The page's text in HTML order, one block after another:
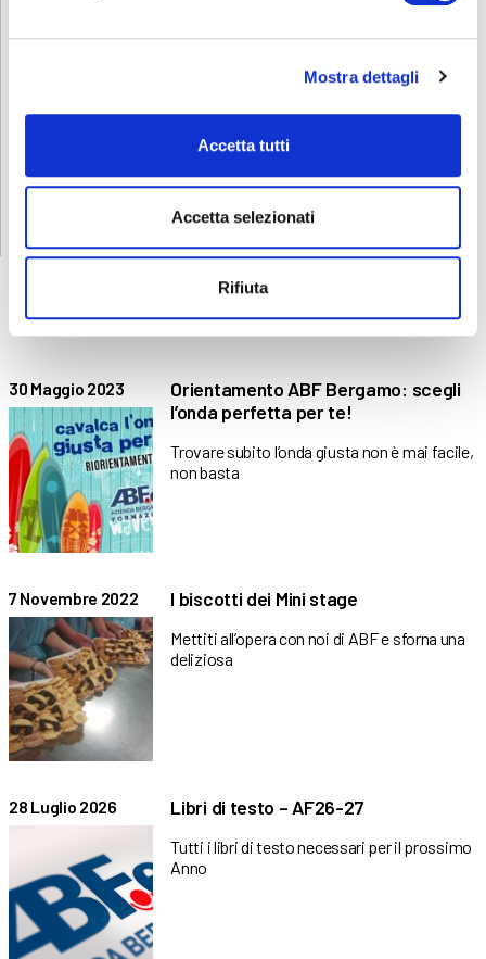
Mostra dettagli
Accetta tutti
Accetta selezionati
Rifiuta
ABFNEWS
30 Maggio 2023
Orientamento ABF Bergamo: scegli
l’onda perfetta per te!
Trovare subito l’onda giusta non è mai facile,
non basta
7 Novembre 2022 I biscotti dei Mini stage
Mettiti all’opera con noi di ABF e sforna una
deliziosa
28 Luglio 2026 Libri di testo – AF26-27
Tutti i libri di testo necessari per il prossimo
Anno